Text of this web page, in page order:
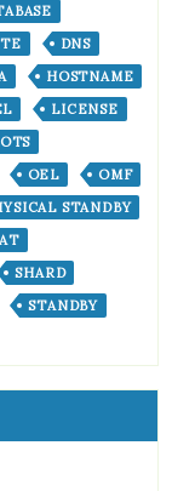
DNS
HOSTNAME
LICENSE
OEL
OMF
STANDBY
SHARD
STANDBY